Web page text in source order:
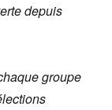
depuis
groupe